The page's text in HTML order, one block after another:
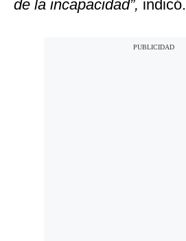
de la incapacidad”, indicó.